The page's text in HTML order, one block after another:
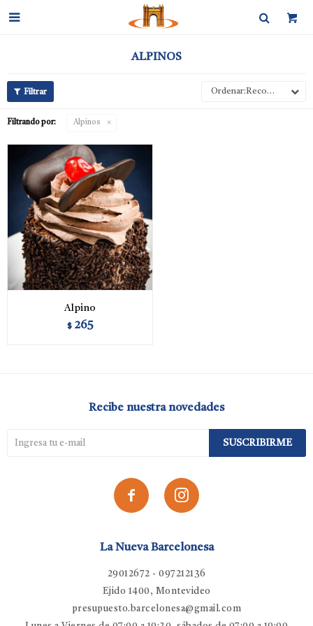

ALPINOS
Recomendados
Filtrando por: Alpinos
Alpino
$ 265
La Nueva Barcelonesa
29012672 - 097212136
Ejido 1400, Montevideo
presupuesto.barcelonesa@gmail.com
Recibe nuestra novedades
SUSCRIBIRME
 